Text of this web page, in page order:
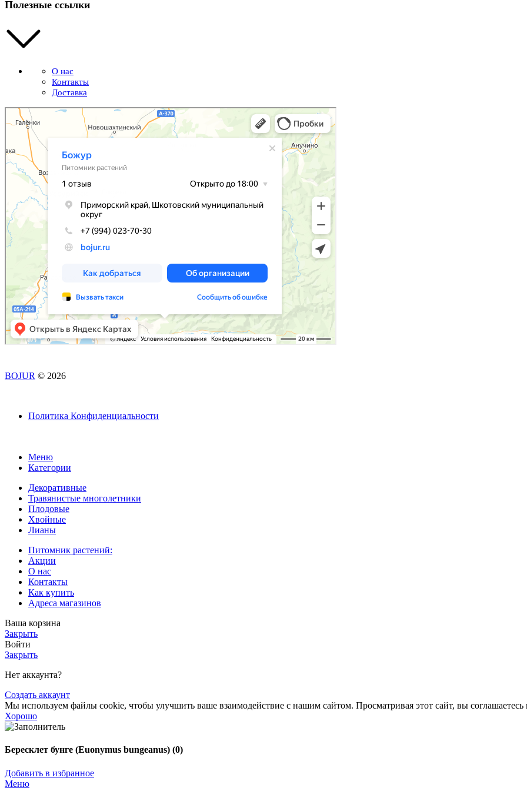
Полезные ссылки
О нас
Контакты
Доставка
Божур
Питомник растений в Приморском крае
BOJUR © 2026
Политика Конфиденциальности
Меню
Категории
Декоративные
Травянистые многолетники
Плодовые
Хвойные
Лианы
Питомник растений:
Акции
О нас
Контакты
Как купить
Адреса магазинов
Ваша корзина
Закрыть
Войти
Закрыть
Нет аккаунта?
Создать аккаунт
Мы используем файлы cookie, чтобы улучшить ваше взаимодействие с нашим сайтом. Просматривая этот сайт, вы
Хорошо
Бересклет бунге (Euonymus bungeanus) (0)
Добавить в избранное
Меню